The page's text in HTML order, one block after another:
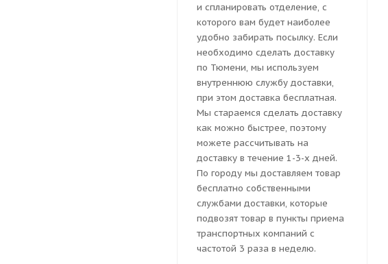
и спланировать отделение, с
которого вам будет наиболее
удобно забирать посылку. Если
необходимо сделать доставку
по Тюмени, мы используем
внутреннюю службу доставки,
при этом доставка бесплатная.
Мы стараемся сделать доставку
как можно быстрее, поэтому
можете рассчитывать на
доставку в течение 1-3-х дней.
По городу мы доставляем товар
бесплатно собственными
службами доставки, которые
подвозят товар в пункты приема
транспортных компаний с
частотой 3 раза в неделю.